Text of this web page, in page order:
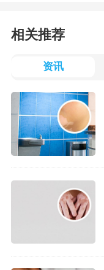
相关推荐
资讯